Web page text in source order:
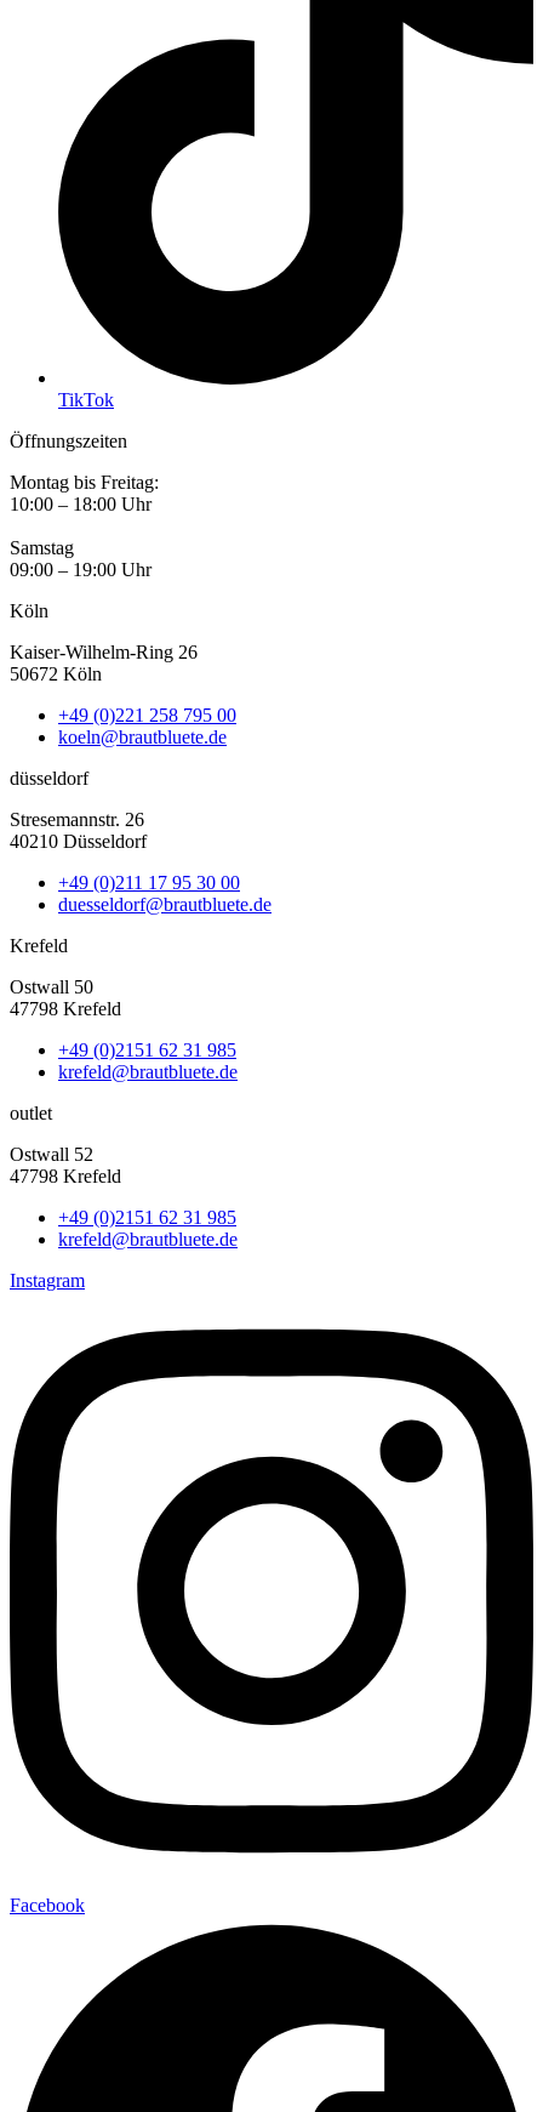
TikTok
Öffnungszeiten
Montag bis Freitag:
10:00 – 18:00 Uhr
Samstag
09:00 – 19:00 Uhr
Köln
Kaiser-Wilhelm-Ring 26
50672 Köln
+49 (0)221 258 795 00
koeln@brautbluete.de
düsseldorf
Stresemannstr. 26
40210 Düsseldorf
+49 (0)211 17 95 30 00
duesseldorf@brautbluete.de
Krefeld
Ostwall 50
47798 Krefeld
+49 (0)2151 62 31 985
krefeld@brautbluete.de
outlet
Ostwall 52
47798 Krefeld
+49 (0)2151 62 31 985
krefeld@brautbluete.de
Instagram
Facebook